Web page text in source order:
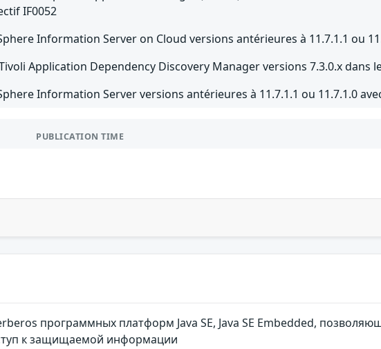
IF0052
Information Server on Cloud versions antérieures à 11.7.1.1 ou
Application Dependency Discovery Manager versions 7.3.0.x dans
Information Server versions antérieures à 11.7.1.1 ou 11.7.1.0
PUBLICATION TIME
программных платформ Java SE, Java SE Embedded,
к защищаемой информации